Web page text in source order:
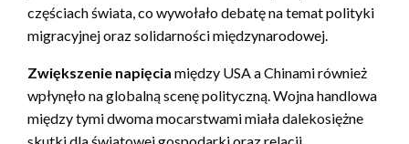
częściach świata, co wywołało debatę na temat polityki
migracyjnej oraz solidarności międzynarodowej.
Zwiększenie napięcia między USA a Chinami również
wpłynęło na globalną scenę polityczną. Wojna handlowa
między tymi dwoma mocarstwami miała dalekosiężne